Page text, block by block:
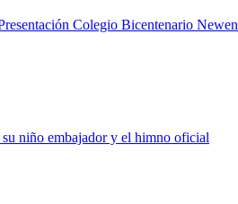
Colegio Bicentenario Newen
niño embajador y el himno oficial